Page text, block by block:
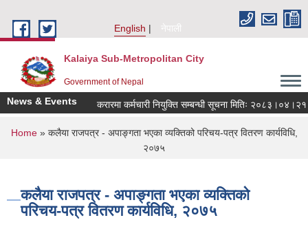
English
नेपाली
Kalaiya Sub-Metropolitan City
Government of Nepal
News & Events करारमा कर्मचारी नियुक्ति सम्बन्धी सूचना मितिः २०८३।०४।२१
You are here
Home» कलैया राजपत्र - अपाङ्गता भएका व्यक्तिको परिचय-पत्र वितरण कार्यविधि,
२०७५
कलैया राजपत्र - अपाङ्गता भएका व्यक्तिको
परिचय-पत्र वितरण कार्यविधि, २०७५